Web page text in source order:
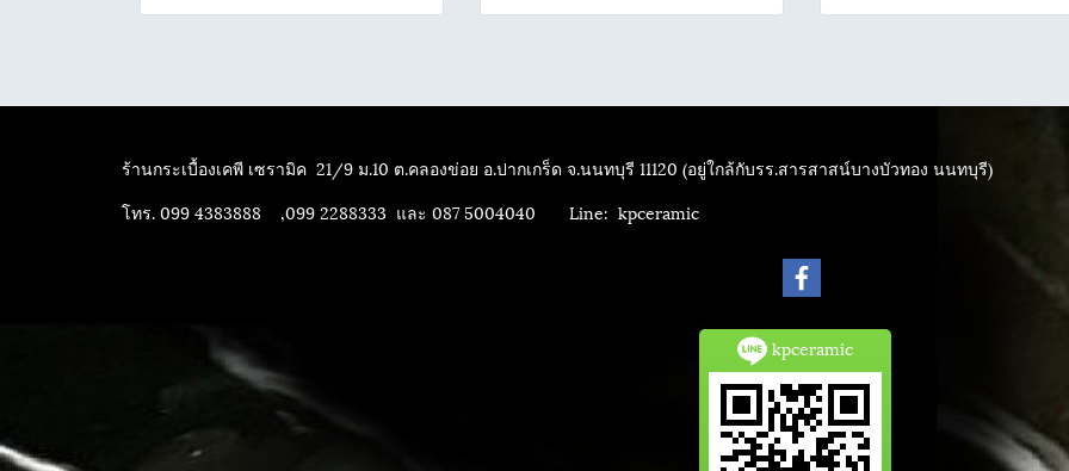
ร้านกระเบื้องเคพี เซรามิค 21/9 ม.10 ต.คลองข่อย อ.ปากเกร็ด จ.นนทบุรี 11120 (อยู่ใกล้กับรร.สารสาสน์บางบัวทอง นนทบุรี)
โทร. 099 4383888 ,099 2288333 และ 087 5004040 Line: kpceramic
kpceramic